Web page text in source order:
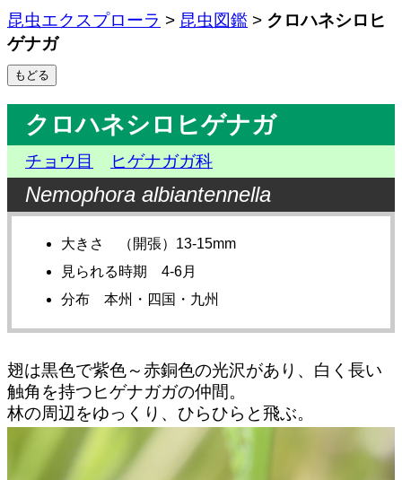
昆虫エクスプローラ > 昆虫図鑑 > クロハネシロヒ
ゲナガ
クロハネシロヒゲナガ
チョウ目 ヒゲナガガ科
Nemophora albiantennella
大きさ （開張）13-15mm
見られる時期 4-6月
分布 本州・四国・九州
翅は黒色で紫色～赤銅色の光沢があり、白く長い
触角を持つヒゲナガガの仲間。
林の周辺をゆっくり、ひらひらと飛ぶ。